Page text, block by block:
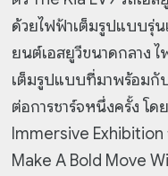
ด้วยไฟฟ้าเต็มรูปแบบรุ่น
ยนต์เอสยูวีขนาดกลาง
เต็มรูปแบบที่มาพร้อมกับ
ต่อการชาร์จหนึ่งครั้ง โ
Immersive
Make A Bold Move